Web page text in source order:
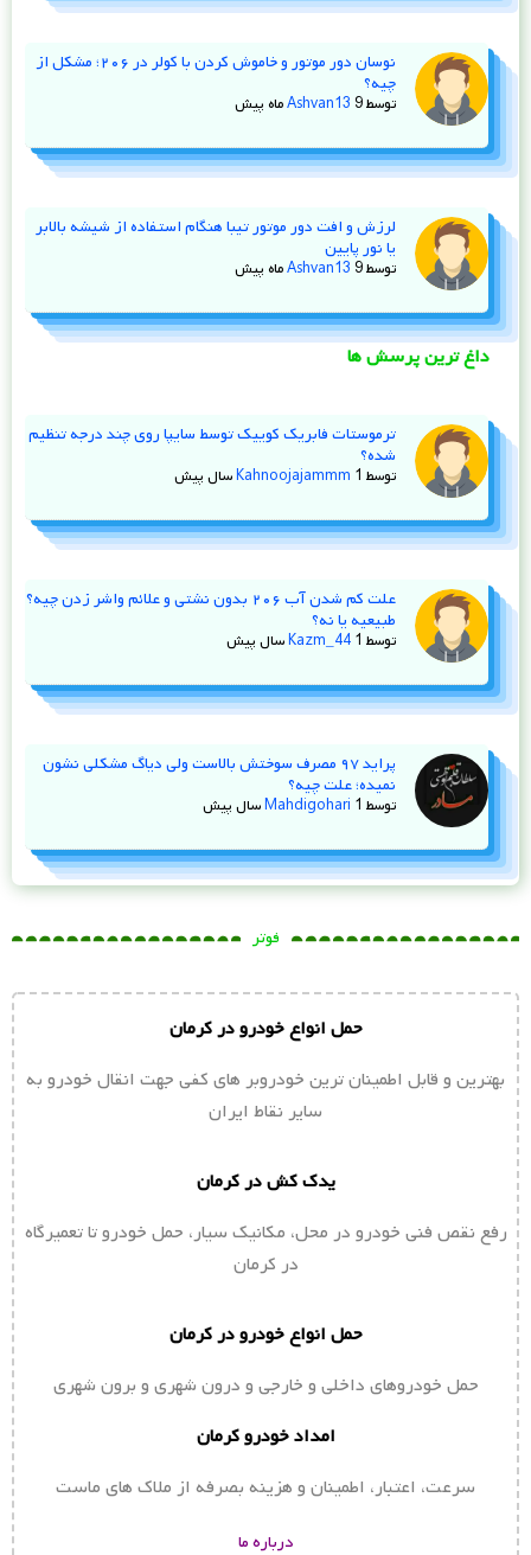
نوسان دور موتور و خاموش کردن با کولر در ۲۰۶؛ مشکل از
چیه؟
توسط Ashvan13 9 ماه پیش
لرزش و افت دور موتور تیبا هنگام استفاده از شیشه‌ بالابر
یا نور پایین
توسط Ashvan13 9 ماه پیش
داغ ترین پرسش ها
ترموستات فابریک کوییک توسط سایپا روی چند درجه تنظیم
شده؟
توسط Kahnoojajammm 1 سال پیش
علت کم شدن آب ۲۰۶ بدون نشتی و علائم واشر زدن چیه؟
طبیعیه یا نه؟
توسط Kazm_44 1 سال پیش
پراید ۹۷ مصرف سوختش بالاست ولی دیاگ مشکلی نشون
نمیده؛ علت چیه؟
توسط Mahdigohari 1 سال پیش
فوتر
حمل انواع خودرو در کرمان
بهترین و قابل اطمینان ترین خودروبر های کفی جهت انقال خودرو به
سایر نقاط ایران
یدک کش در کرمان
رفع نقص فنی خودرو در محل، مکانیک سیار، حمل خودرو تا تعمیرگاه
در کرمان
حمل انواع خودرو در کرمان
حمل خودروهای داخلی و خارجی و درون شهری و برون شهری
امداد خودرو کرمان
سرعت، اعتبار، اطمینان و هزینه بصرفه از ملاک های ماست
درباره ما